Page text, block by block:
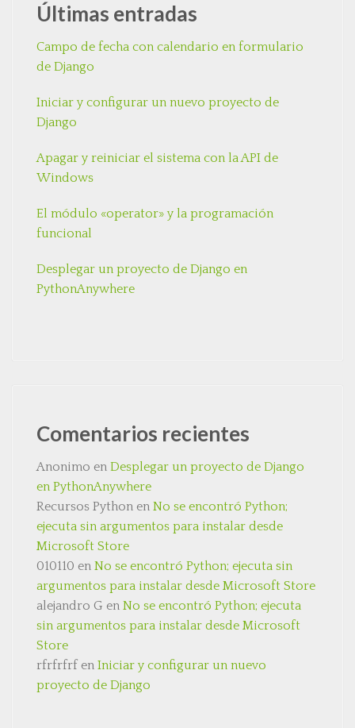
Últimas entradas
Campo de fecha con calendario en formulario
de Django
Iniciar y configurar un nuevo proyecto de
Django
Apagar y reiniciar el sistema con la API de
Windows
El módulo «operator» y la programación
funcional
Desplegar un proyecto de Django en
PythonAnywhere
Comentarios recientes
Anonimo en Desplegar un proyecto de Django
en PythonAnywhere
Recursos Python en No se encontró Python;
ejecuta sin argumentos para instalar desde
Microsoft Store
010110 en No se encontró Python; ejecuta sin
argumentos para instalar desde Microsoft Store
alejandro G en No se encontró Python; ejecuta
sin argumentos para instalar desde Microsoft
Store
rfrfrfrf en Iniciar y configurar un nuevo
proyecto de Django